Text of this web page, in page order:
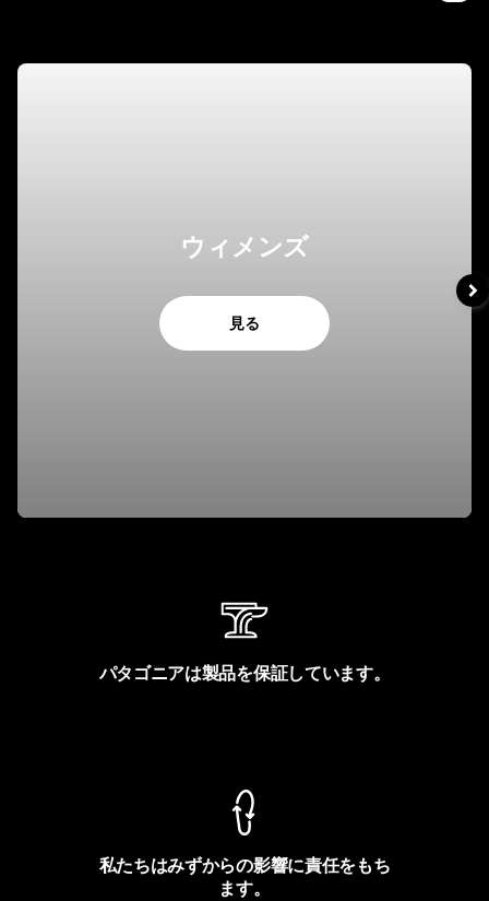
ウィメンズ
見る
パタゴニアは製品を保証しています。
私たちはみずからの影響に責任をもち
ます。